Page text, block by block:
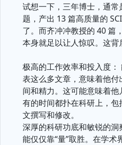
试想一下，三年博士，通
题，产出 13 篇高质量的
了。而齐冲冲教授的 40 篇
本身就足以让人惊叹。这背
极高的工作效率和投入度
表这么多文章，意味着他
间和精力。这可能意味着
有的时间都扑在科研上，
文撰写和修改。
深厚的科研功底和敏锐的洞
能仅仅靠“量”取胜。在学术